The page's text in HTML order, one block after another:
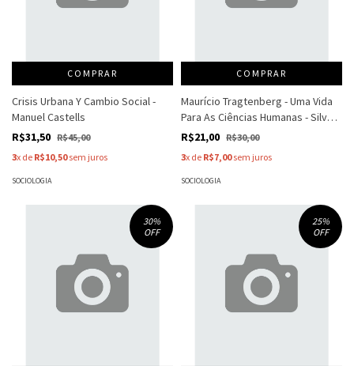
COMPRAR
Crisis Urbana Y Cambio Social -
Manuel Castells
R$31,50 R$45,00
3x de R$10,50sem juros
SOCIOLOGIA
COMPRAR
Maurício Tragtenberg - Uma Vida
Para As Ciências Humanas - Silva -
Marrach
R$21,00 R$30,00
3x de R$7,00sem juros
SOCIOLOGIA
30%
OFF
25%
OFF